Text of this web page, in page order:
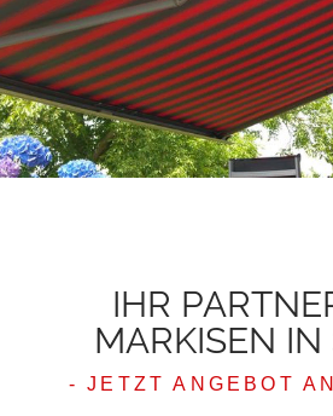
IHR
MARKISEN IN
- JETZT ANGEBOT